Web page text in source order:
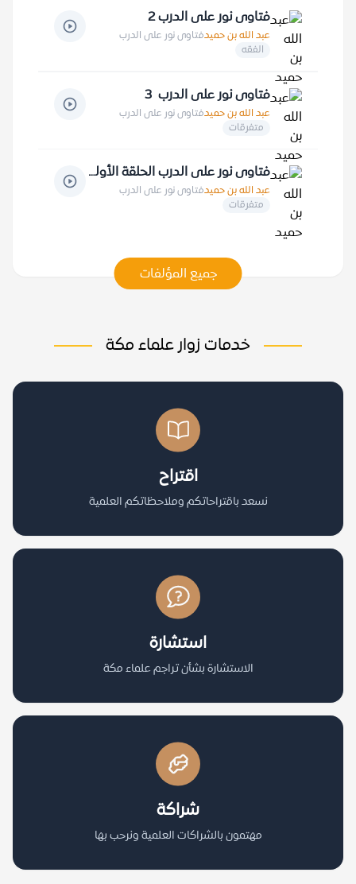
فتاوى نور على الدرب 2
عبد الله بن حميدفتاوى نور على الدرب
الفقه
فتاوى نور على الدرب 3
عبد الله بن حميدفتاوى نور على الدرب
متفرقات
فتاوى نور على الدرب الحلقة الأولى
عبد الله بن حميدفتاوى نور على الدرب
متفرقات
جميع المؤلفات
خدمات زوار علماء مكة
اقتراح
نسعد باقتراحاتكم وملاحظاتكم العلمية
استشارة
الاستشارة بشأن تراجم علماء مكة
شراكة
مهتمون بالشراكات العلمية ونرحب بها